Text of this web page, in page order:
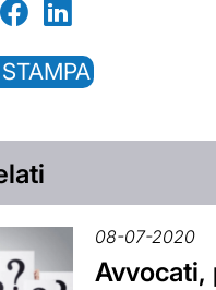
08-07-2020
Avvocati,